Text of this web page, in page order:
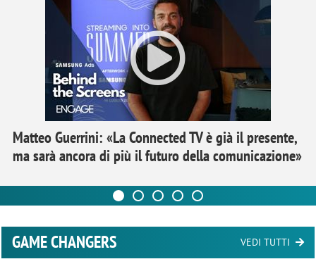
Matteo Guerrini: «La Connected TV è già il presente,
ma sarà ancora di più il futuro della comunicazione»
GAME CHANGERS VEDI TUTTI